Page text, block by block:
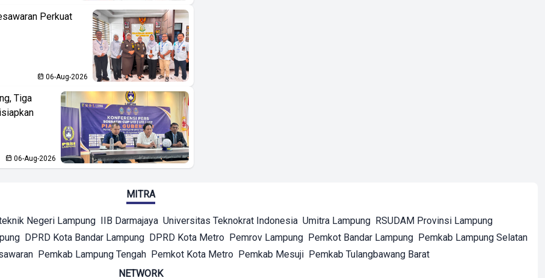
Perkuat
06-Aug-2026
Tiga
06-Aug-2026
MITRA
Negeri Lampung IIB Darmajaya Universitas Teknokrat Indonesia Umitra Lampung RSUDAM Provinsi Lampung
DPRD Kota Bandar Lampung DPRD Kota Metro Pemrov Lampung Pemkot Bandar Lampung Pemkab Lampung Selatan
Pemkab Lampung Tengah Pemkot Kota Metro Pemkab Mesuji Pemkab Tulangbawang Barat
NETWORK